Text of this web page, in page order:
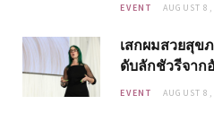
EVENT AUGUST
เสกผมสวยสุข
ดับลักชัวรีจาก
EVENT AUGUST